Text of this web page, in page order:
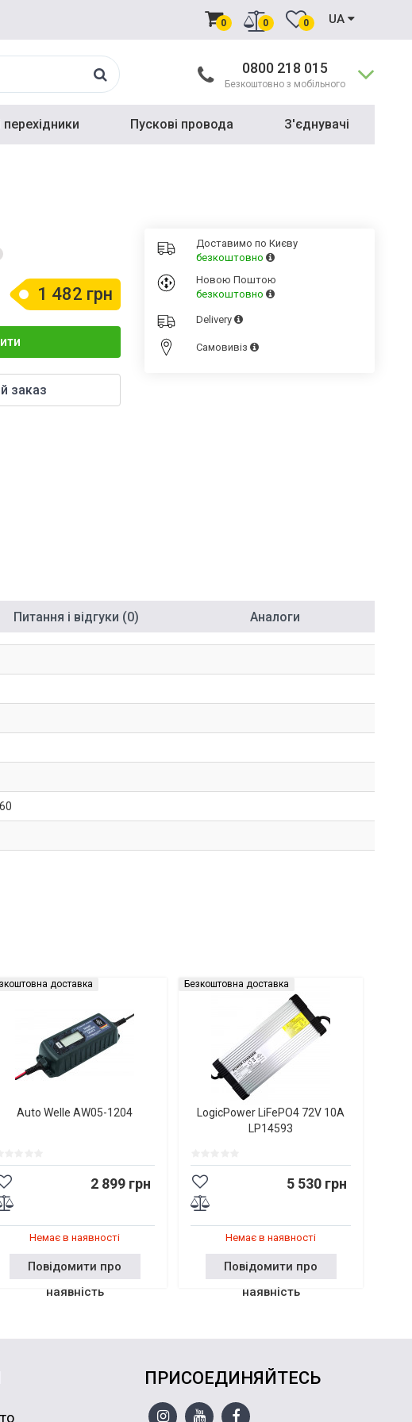
0 0 0 UA
0800 218 015
Безкоштовно з мобільного
перехідники Пускові провода З'єднувачі
1 482 грн
заказ
Доставимо по Києву
безкоштовно
Новою Поштою
безкоштовно
Delivery
Cамовивіз
Питання і відгуки (0) Аналоги
доставка
Auto Welle AW05-1204
2 899 грн
Немає в наявності
Повідомити про
наявність
Безкоштовна доставка
LogicPower LiFePO4 72V 10A
LP14593
5 530 грн
Немає в наявності
Повідомити про
наявність
ПРИСОЕДИНЯЙТЕСЬ